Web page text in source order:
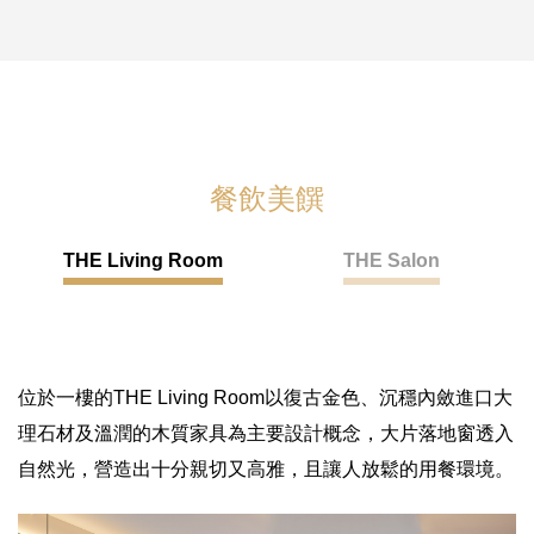
餐飲美饌
THE Living Room THE Salon
位於一樓的THE Living Room以復古金色、沉穩內斂進口大
理石材及溫潤的木質家具為主要設計概念，大片落地窗透入
自然光，營造出十分親切又高雅，且讓人放鬆的用餐環境。